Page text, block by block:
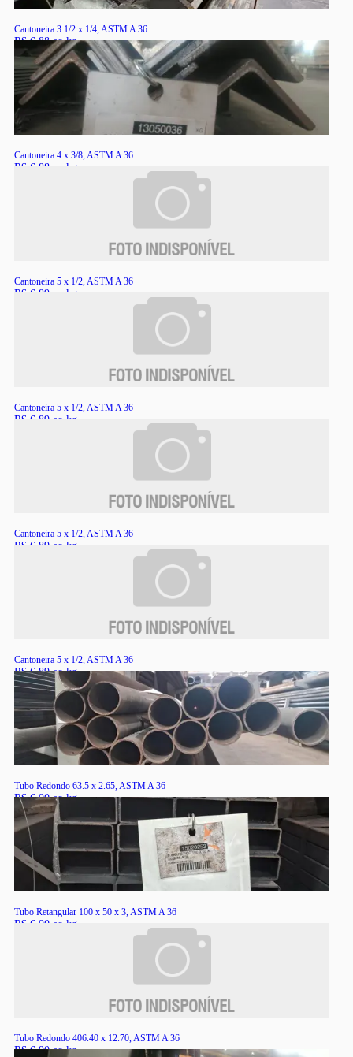
Cantoneira 3.1/2 x 1/4, ASTM A 36
R$ 6,88 ao kg
RS
Cantoneira 4 x 3/8, ASTM A 36
R$ 6,88 ao kg
Cantoneira 5 x 1/2, ASTM A 36
R$ 6,89 ao kg
Cantoneira 5 x 1/2, ASTM A 36
R$ 6,89 ao kg
Cantoneira 5 x 1/2, ASTM A 36
R$ 6,89 ao kg
Cantoneira 5 x 1/2, ASTM A 36
R$ 6,89 ao kg
RS
Tubo Redondo 63.5 x 2.65, ASTM A 36
R$ 6,90 ao kg
RS
Tubo Retangular 100 x 50 x 3, ASTM A 36
R$ 6,90 ao kg
Tubo Redondo 406.40 x 12.70, ASTM A 36
R$ 6,90 ao kg